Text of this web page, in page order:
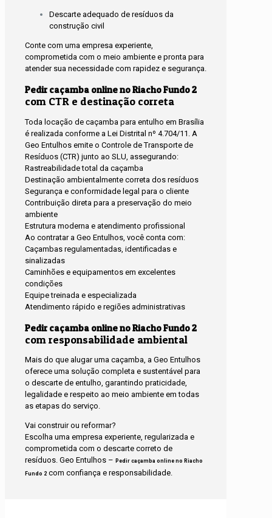
Descarte adequado de resíduos da
construção civil
Conte com uma empresa experiente,
comprometida com o meio ambiente e pronta para
atender sua necessidade com rapidez e segurança.
Pedir caçamba online no Riacho Fundo 2
com CTR e destinação correta
Toda locação de caçamba para entulho em Brasília
é realizada conforme a Lei Distrital nº 4.704/11. A
Geo Entulhos emite o Controle de Transporte de
Resíduos (CTR) junto ao SLU, assegurando:
Rastreabilidade total da caçamba
Destinação ambientalmente correta dos resíduos
Segurança e conformidade legal para o cliente
Contribuição direta para a preservação do meio
ambiente
Estrutura moderna e atendimento profissional
Ao contratar a Geo Entulhos, você conta com:
Caçambas regulamentadas, identificadas e
sinalizadas
Caminhões e equipamentos em excelentes
condições
Equipe treinada e especializada
Atendimento rápido e regiões administrativas
Pedir caçamba online no Riacho Fundo 2
com responsabilidade ambiental
Mais do que alugar uma caçamba, a Geo Entulhos
oferece uma solução completa e sustentável para
o descarte de entulho, garantindo praticidade,
legalidade e respeito ao meio ambiente em todas
as etapas do serviço.
Vai construir ou reformar?
Escolha uma empresa experiente, regularizada e
comprometida com o descarte correto de
resíduos. Geo Entulhos – Pedir caçamba online no Riacho
Fundo 2 com confiança e responsabilidade.